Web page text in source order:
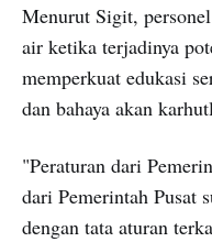
Menurut Sigit,
air ketika terjadinya
memperkuat edukasi
dan bahaya akan
"Peraturan dari
dari Pemerintah Pusat
dengan tata aturan